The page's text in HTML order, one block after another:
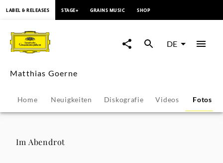
Matthias
Goerne
Fotos
|
Deutsche
LABEL & RELEASES STAGE+ GRAINS MUSIC SHOP
DE
Matthias Goerne
Home Neuigkeiten Diskografie Videos Fotos
Im Abendrot